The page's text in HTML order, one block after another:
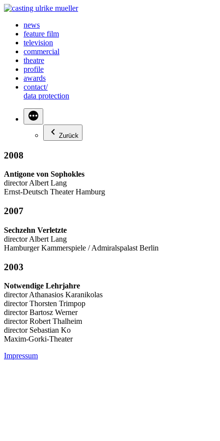
Zum
springennews
feature film
television
commercial
theatre
profile
awards
contact/
data protection
Zurück
2008
Antigone von Sophokles
director Albert Lang
Ernst-Deutsch Theater Hamburg
2007
Sechzehn Verletzte
director Albert Lang
Hamburger Kammerspiele / Admiralspalast Berlin
2003
Notwendige Lehrjahre
director Athanasios Karanikolas
director Thorsten Trimpop
director Bartosz Werner
director Robert Thalheim
director Sebastian Ko
Maxim-Gorki-Theater
Impressum